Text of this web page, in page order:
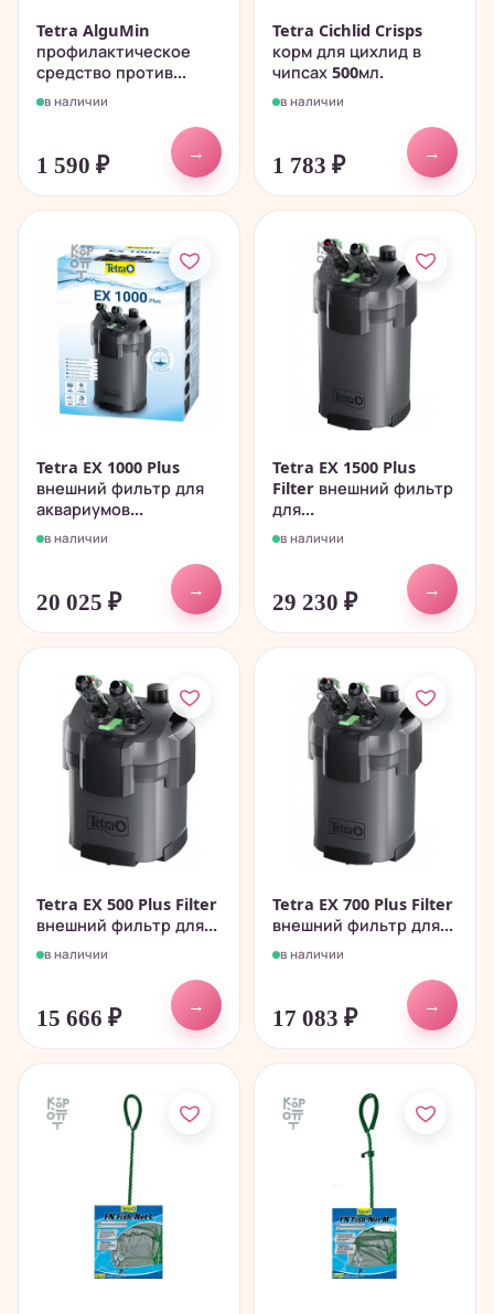
Tetra AlguMin
профилактическое
средство против...
в наличии
1 590 ₽
→
Tetra Cichlid Crisps
корм для цихлид в
чипсах 500мл.
в наличии
1 783 ₽
→
Tetra EX 1000 Plus
внешний фильтр для
аквариумов...
в наличии
20 025 ₽
→
Tetra EX 1500 Plus
Filter внешний фильтр
для...
в наличии
29 230 ₽
→
Tetra EX 500 Plus Filter
внешний фильтр для...
в наличии
15 666 ₽
→
Tetra EX 700 Plus Filter
внешний фильтр для...
в наличии
17 083 ₽
→